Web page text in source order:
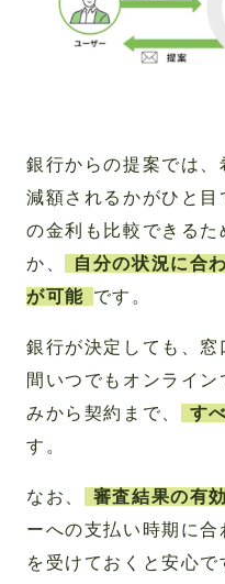
銀行からの提案では、
減額されるかがひと目
の金利も比較できる
か、
自分の状況に合
が可能 です。
銀行が決定しても、
間いつでもオンライ
みから契約まで、
す
す。
なお、 審査結果の有
ーへの支払い時期に
を受けておくと安心で